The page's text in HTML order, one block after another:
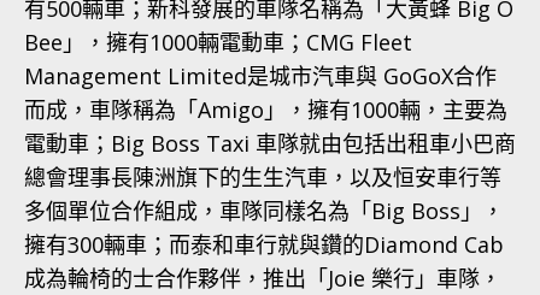
有500輛車；新科發展的車隊名稱為「大黃蜂 Big O
Bee」，擁有1000輛電動車；CMG Fleet
Management Limited是城市汽車與 GoGoX合作
而成，車隊稱為「Amigo」，擁有1000輛，主要為
電動車；Big Boss Taxi 車隊就由包括出租車小巴商
總會理事長陳洲旗下的生生汽車，以及恒安車行等
多個單位合作組成，車隊同樣名為「Big Boss」，
擁有300輛車；而泰和車行就與鑽的Diamond Cab
成為輪椅的士合作夥伴，推出「Joie 樂行」車隊，